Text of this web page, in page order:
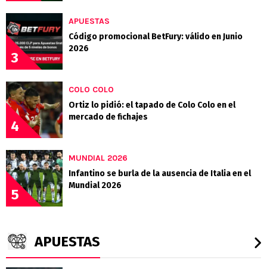
3
APUESTAS
Código promocional BetFury: válido en Junio
2026
4
COLO COLO
Ortiz lo pidió: el tapado de Colo Colo en el
mercado de fichajes
5
MUNDIAL 2026
Infantino se burla de la ausencia de Italia en el
Mundial 2026
APUESTAS